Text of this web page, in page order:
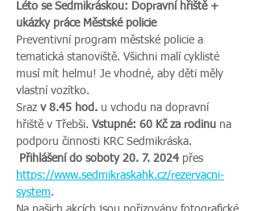
Léto se Sedmikráskou: Dopravní hřiště +
ukázky práce Městské policie
Preventivní program městské policie a
tematická stanoviště. Všichni malí cyklisté
musí mít helmu! Je vhodné, aby děti měly
vlastní vozítko.
Sraz v 8.45 hod. u vchodu na dopravní
hřiště v Třebši. Vstupné: 60 Kč za rodinu na
podporu činnosti KRC Sedmikráska.
Přihlášení do soboty 20. 7. 2024 přes
https://www.sedmikraskahk.cz/rezervacni-
system.